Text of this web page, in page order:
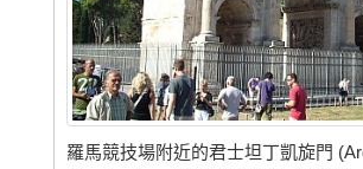
羅馬競技場附近的君士坦丁凱旋門